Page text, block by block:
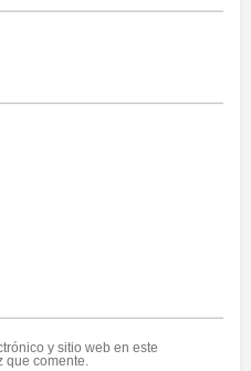
y sitio web en este
que comente.